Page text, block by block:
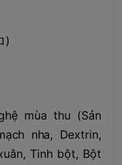
)
mùa thu (Sản
nha, Dextrin,
Tinh bột, Bột